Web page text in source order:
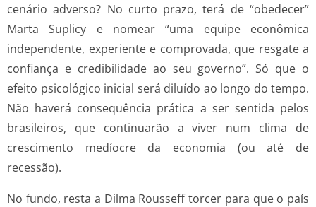
cenário adverso? No curto prazo, terá de “obedecer”
Marta Suplicy e nomear “uma equipe econômica
independente, experiente e comprovada, que resgate a
confiança e credibilidade ao seu governo”. Só que o
efeito psicológico inicial será diluído ao longo do tempo.
Não haverá consequência prática a ser sentida pelos
brasileiros, que continuarão a viver num clima de
crescimento medíocre da economia (ou até de
recessão).
No fundo, resta a Dilma Rousseff torcer para que o país